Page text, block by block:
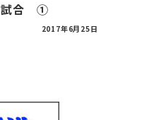
試合 ①
2017年6月25日